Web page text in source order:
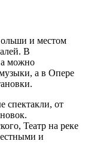
и местом
В
можно
а в Опере
спектакли, от
Театр на реке
и